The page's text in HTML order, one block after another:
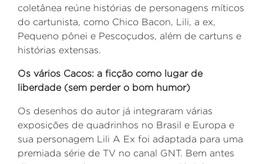
coletânea reúne histórias de personagens míticos
do cartunista, como Chico Bacon, Lili, a ex,
Pequeno pônei e Pescoçudos, além de cartuns e
histórias extensas.
Os vários Cacos: a ficção como lugar de
liberdade (sem perder o bom humor)
Os desenhos do autor já integraram várias
exposições de quadrinhos no Brasil e Europa e
sua personagem Lili A Ex foi adaptada para uma
premiada série de TV no canal GNT. Bem antes